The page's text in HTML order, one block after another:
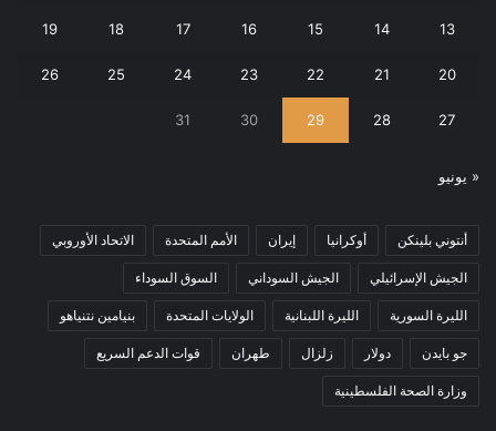
13
14
15
16
17
18
19
20
21
22
23
24
25
26
27
28
29
30
31
« يونيو
أنتوني بلينكن أوكرانيا إيران الأمم المتحدة الاتحاد الأوروبي
الجيش الإسرائيلي الجيش السوداني السوق السوداء
الليرة السورية الليرة اللبنانية الولايات المتحدة بنيامين نتنياهو
جو بايدن دولار زلزال طهران قوات الدعم السريع
وزارة الصحة الفلسطينية